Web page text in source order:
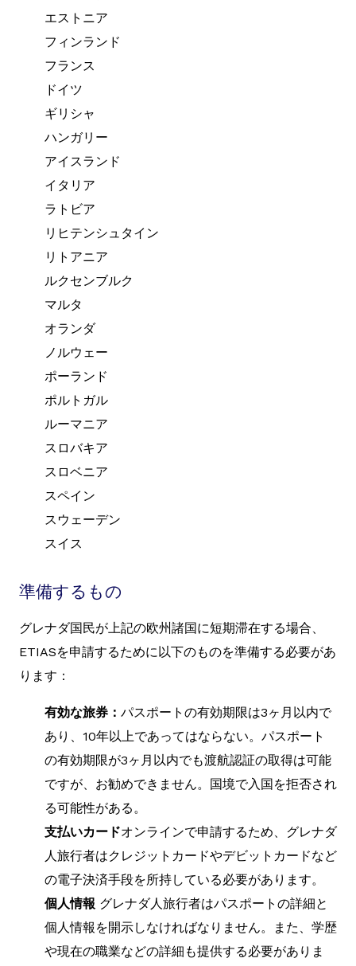
エストニア
フィンランド
フランス
ドイツ
ギリシャ
ハンガリー
アイスランド
イタリア
ラトビア
リヒテンシュタイン
リトアニア
ルクセンブルク
マルタ
オランダ
ノルウェー
ポーランド
ポルトガル
ルーマニア
スロバキア
スロベニア
スペイン
スウェーデン
スイス
準備するもの
グレナダ国民が上記の欧州諸国に短期滞在する場合、
ETIASを申請するために以下のものを準備する必要があ
ります：
有効な旅券： パスポートの有効期限は3ヶ月以内で
あり、10年以上であってはならない。パスポート
の有効期限が3ヶ月以内でも渡航認証の取得は可能
ですが、お勧めできません。国境で入国を拒否され
る可能性がある。
支払いカードオンラインで申請するため、グレナダ
人旅行者はクレジットカードやデビットカードなど
の電子決済手段を所持している必要があります。
個人情報 グレナダ人旅行者はパスポートの詳細と
個人情報を開示しなければなりません。また、学歴
や現在の職業などの詳細も提供する必要がありま